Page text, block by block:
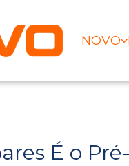
NOVO
É o